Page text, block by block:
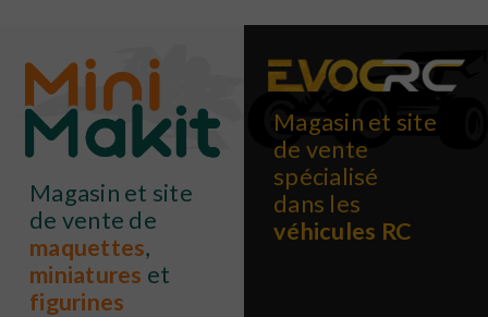
Magasin et site
de vente de
maquettes,
miniatures et
figurines
Magasin et site
de vente
spécialisé
dans les
véhicules RC